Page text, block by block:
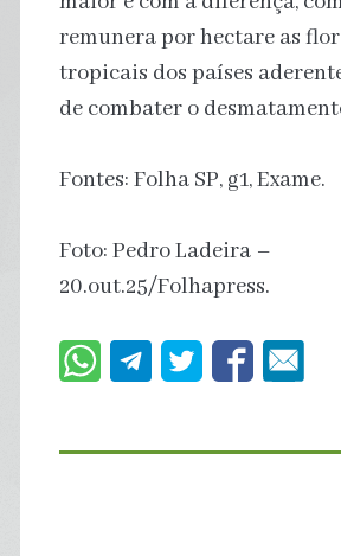
remunera por hectare as
tropicais dos países
de combater o
Fontes: Folha SP, g1, Exame.
Foto: Pedro Ladeira –
20.out.25/Folhapress.